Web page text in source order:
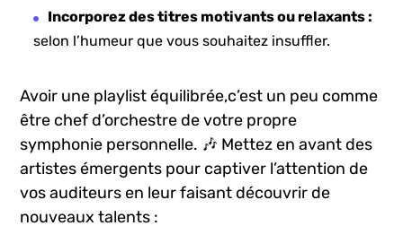
Incorporez des⁢ titres‍ motivants ou ⁢relaxants :
selon l’humeur ​que vous souhaitez insuffler.
Avoir​ une playlist équilibrée,c’est un peu comme
être chef d’orchestre de votre ⁢propre
symphonie personnelle. 🎶 Mettez en ⁢avant des
‍artistes émergents pour captiver l’attention de
⁣vos auditeurs en leur faisant découvrir de
nouveaux talents ‍: